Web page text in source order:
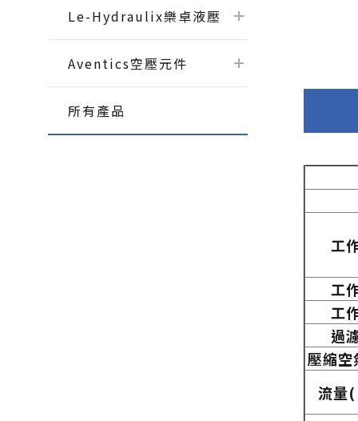
Le-Hydraulix樂卓液壓
Aventics空壓元件
所有產品
工
工
工
過
壓縮空
流量